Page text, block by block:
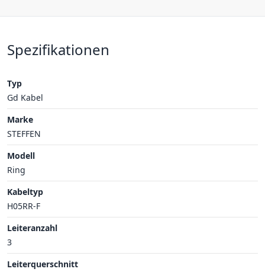
Spezifikationen
Typ
Gd Kabel
Marke
STEFFEN
Modell
Ring
Kabeltyp
H05RR-F
Leiteranzahl
3
Leiterquerschnitt